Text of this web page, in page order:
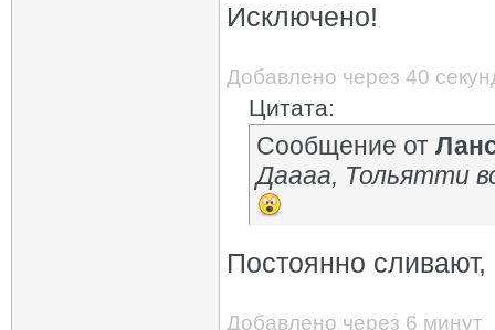
Исключено!
Добавлено через 40
Цитата:
Сообщение от
Даааа, Тольятти
Постоянно сливают,
Добавлено через 6 минут